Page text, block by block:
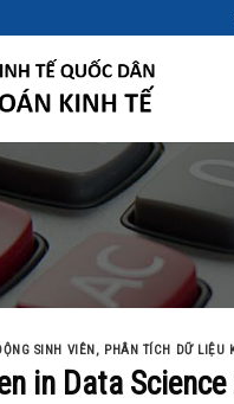
SINH VIÊN, PHÂN TÍCH DỮ LIỆU
in Data